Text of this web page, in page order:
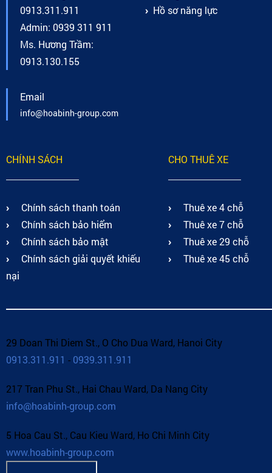
0913.311.911
Admin: 0939 311 911
Ms. Hương Trầm:
0913.130.155
Email
info@hoabinh-group.com
Hồ sơ năng lực
CHÍNH SÁCH
Chính sách thanh toán
Chính sách bảo hiểm
Chính sách bảo mật
Chính sách giải quyết khiếu
nại
CHO THUÊ XE
Thuê xe 4 chỗ
Thuê xe 7 chỗ
Thuê xe 29 chỗ
Thuê xe 45 chỗ
29 Doan Thi Diem St., O Cho Dua Ward, Hanoi City
0913.311.911 - 0939.311.911
217 Tran Phu St., Hai Chau Ward, Da Nang City
info@hoabinh-group.com
5 Hoa Cau St., Cau Kieu Ward, Ho Chi Minh City
www.hoabinh-group.com